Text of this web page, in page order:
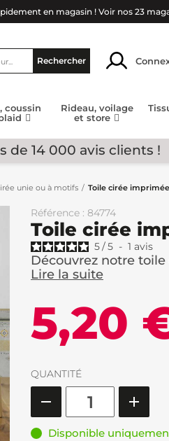
en magasin ! Voir nos 23
Rechercher
coussin
Rideau, voilage
et store
de 14 000 avis clients !
unie ou à motifs Toile cirée
Référence : 84774
Toile cirée
5/5 - 1 avis
Découvrez notre
Lire la suite
5,20
QUANTITÉ
Disponible